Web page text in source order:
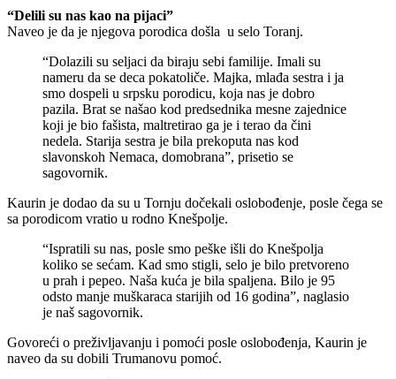
“Delili su nas kao na pijaci”
Naveo je da je njegova porodica došla u selo Toranj.
“Dolazili su seljaci da biraju sebi familije. Imali su
nameru da se deca pokatoliče. Majka, mlađa sestra i ja
smo dospeli u srpsku porodicu, koja nas je dobro
pazila. Brat se našao kod predsednika mesne zajednice
koji je bio fašista, maltretirao ga je i terao da čini
nedela. Starija sestra je bila prekoputa nas kod
slavonskoh Nemaca, domobrana”, prisetio se
sagovornik.
Kaurin je dodao da su u Tornju dočekali oslobođenje, posle čega se
sa porodicom vratio u rodno Knešpolje.
“Ispratili su nas, posle smo peške išli do Knešpolja
koliko se sećam. Kad smo stigli, selo je bilo pretvoreno
u prah i pepeo. Naša kuća je bila spaljena. Bilo je 95
odsto manje muškaraca starijih od 16 godina”, naglasio
je naš sagovornik.
Govoreći o preživljavanju i pomoći posle oslobođenja, Kaurin je
naveo da su dobili Trumanovu pomoć.